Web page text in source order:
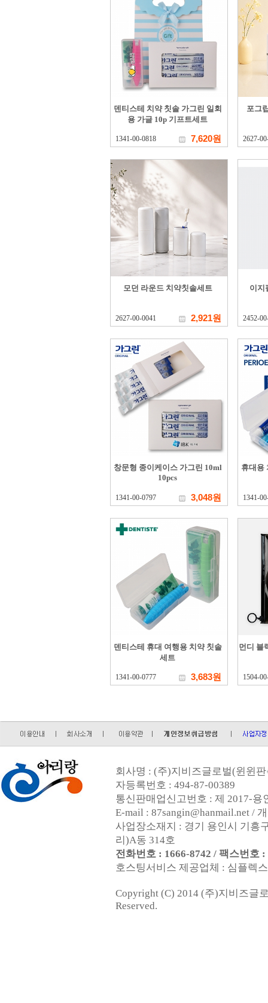
덴티스테 치약 칫솔 가그린 일회
용 가글 10p 기프트세트
1341-00-0818 7,620원
포그
2627-
모던 라운드 치약칫솔세트
2627-00-0041 2,921원
이지
2452-
창문형 종이케이스 가그린 10ml
10pcs
1341-00-0797 3,048원
휴대용
1341-
덴티스테 휴대 여행용 치약 칫솔
세트
1341-00-0777 3,683원
먼디 블
1504-
회사명 : (주)지비즈글로벌(윈윈
자등록번호 : 494-87-00389
통신판매업신고번호 : 제 2017-용
E-mail : 87sangin@hanmail.net /
사업장소재지 : 경기 용인시 기흥
리)A동 314호
전화번호 : 1666-8742 / 팩스번호 :
호스팅서비스 제공업체 : 심플렉
Copyright (C) 2014 (주)지비즈글
Reserved.